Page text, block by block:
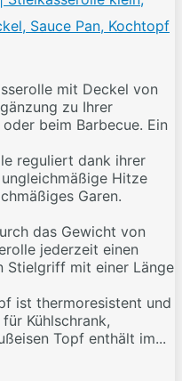
Sauce Pan, Kochtopf
mit Deckel von
zu Ihrer
beim Barbecue. Ein
reguliert dank ihrer
Hitze
Garen.
das Gewicht von
jederzeit einen
Stielgriff mit einer Länge
ist thermoresistent und
Kühlschrank,
Topf enthält im...